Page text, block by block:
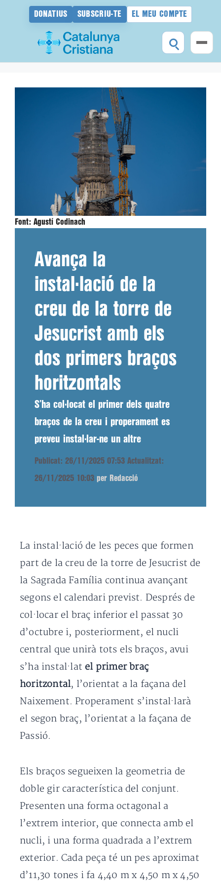
DONATIUS SUBSCRIU-TE EL MEU COMPTE
Font: Agustí Codinach
Avança la
instal·lació de la
creu de la torre de
Jesucrist amb els
dos primers braços
horitzontals
S’ha col·locat el primer dels quatre
braços de la creu i properament es
preveu instal·lar-ne un altre
Publicat: 26/11/2025 07:53 Actualitzat:
26/11/2025 10:03 per Redacció
La instal·lació de les peces que formen
part de la creu de la torre de Jesucrist de
la Sagrada Família continua avançant
segons el calendari previst. Després de
col·locar el braç inferior el passat 30
d’octubre i, posteriorment, el nucli
central que unirà tots els braços, avui
s’ha instal·lat el primer braç
horitzontal, l’orientat a la façana del
Naixement. Properament s’instal·larà
el segon braç, l’orientat a la façana de
Passió.
Els braços segueixen la geometria de
doble gir característica del conjunt.
Presenten una forma octagonal a
l’extrem interior, que connecta amb el
nucli, i una forma quadrada a l’extrem
exterior. Cada peça té un pes aproximat
d’11,30 tones i fa 4,40 m x 4,50 m x 4,50